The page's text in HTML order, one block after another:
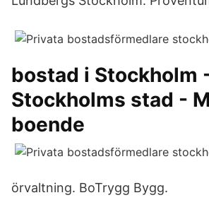
bostad i Stockholm
Stockholms stad -
boende
örvaltning. BoTrygg Bygg.